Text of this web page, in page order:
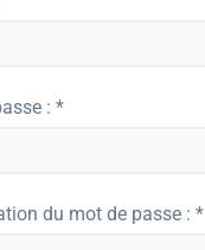
: *
du mot de passe : *